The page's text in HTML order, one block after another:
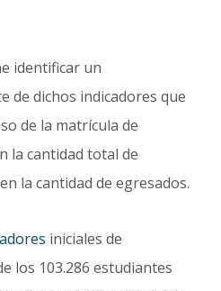
identificar un
de dichos indicadores que
de la matrícula de
la cantidad total de
la cantidad de egresados.
iniciales de
los 103.286 estudiantes